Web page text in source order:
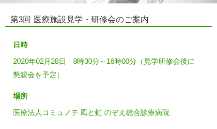
第3回 医療施設見学・研修会のご案内
日時
2020年02月28日 8時30分～16時00分（見学研修会後に
懇親会を予定）
場所
医療法人コミュノテ 風と虹 のぞえ総合診療病院